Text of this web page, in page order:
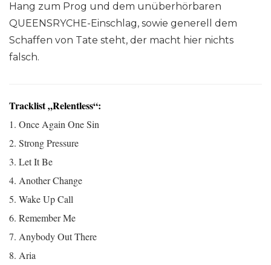
Hang zum Prog und dem unüberhörbaren
QUEENSRYCHE-Einschlag, sowie generell dem
Schaffen von Tate steht, der macht hier nichts
falsch.
Tracklist „Relentless“:
1. Once Again One Sin
2. Strong Pressure
3. Let It Be
4. Another Change
5. Wake Up Call
6. Remember Me
7. Anybody Out There
8. Aria